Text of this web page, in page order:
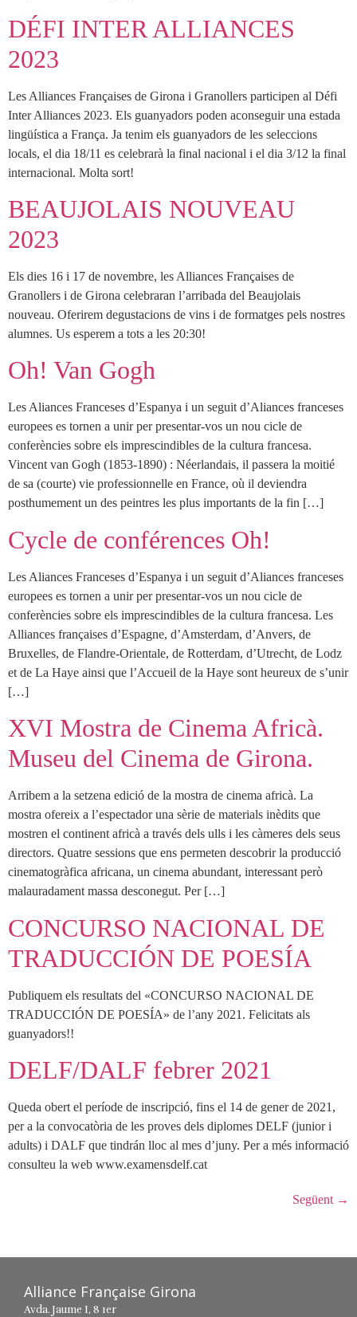
DÉFI INTER ALLIANCES
2023
Les Alliances Françaises de Girona i Granollers participen al Défi
Inter Alliances 2023. Els guanyadors poden aconseguir una estada
lingüística a França. Ja tenim els guanyadors de les seleccions
locals, el dia 18/11 es celebrarà la final nacional i el dia 3/12 la final
internacional. Molta sort!
BEAUJOLAIS NOUVEAU
2023
Els dies 16 i 17 de novembre, les Alliances Françaises de
Granollers i de Girona celebraran l’arribada del Beaujolais
nouveau. Oferirem degustacions de vins i de formatges pels nostres
alumnes. Us esperem a tots a les 20:30!
Oh! Van Gogh
Les Aliances Franceses d’Espanya i un seguit d’Aliances franceses
europees es tornen a unir per presentar-vos un nou cicle de
conferències sobre els imprescindibles de la cultura francesa.
Vincent van Gogh (1853-1890) : Néerlandais, il passera la moitié
de sa (courte) vie professionnelle en France, où il deviendra
posthumement un des peintres les plus importants de la fin […]
Cycle de conférences Oh!
Les Aliances Franceses d’Espanya i un seguit d’Aliances franceses
europees es tornen a unir per presentar-vos un nou cicle de
conferències sobre els imprescindibles de la cultura francesa. Les
Alliances françaises d’Espagne, d’Amsterdam, d’Anvers, de
Bruxelles, de Flandre-Orientale, de Rotterdam, d’Utrecht, de Lodz
et de La Haye ainsi que l’Accueil de la Haye sont heureux de s’unir
[…]
XVI Mostra de Cinema Africà.
Museu del Cinema de Girona.
Arribem a la setzena edició de la mostra de cinema africà. La
mostra ofereix a l’espectador una sèrie de materials inèdits que
mostren el continent africà a través dels ulls i les càmeres dels seus
directors. Quatre sessions que ens permeten descobrir la producció
cinematogràfica africana, un cinema abundant, interessant però
malauradament massa desconegut. Per […]
CONCURSO NACIONAL DE
TRADUCCIÓN DE POESÍA
Publiquem els resultats del «CONCURSO NACIONAL DE
TRADUCCIÓN DE POESÍA» de l’any 2021. Felicitats als
guanyadors!!
DELF/DALF febrer 2021
Queda obert el període de inscripció, fins el 14 de gener de 2021,
per a la convocatòria de les proves dels diplomes DELF (junior i
adults) i DALF que tindrán lloc al mes d’juny. Per a més informació
consulteu la web www.examensdelf.cat
Següent →
Alliance Française Girona
Avda. Jaume I, 8 1er